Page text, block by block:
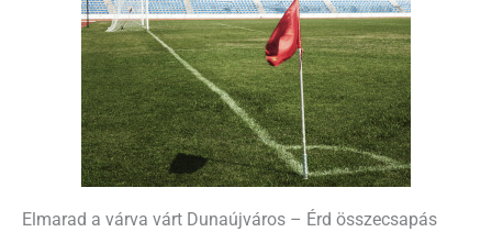
Elmarad a várva várt Dunaújváros – Érd összecsapás